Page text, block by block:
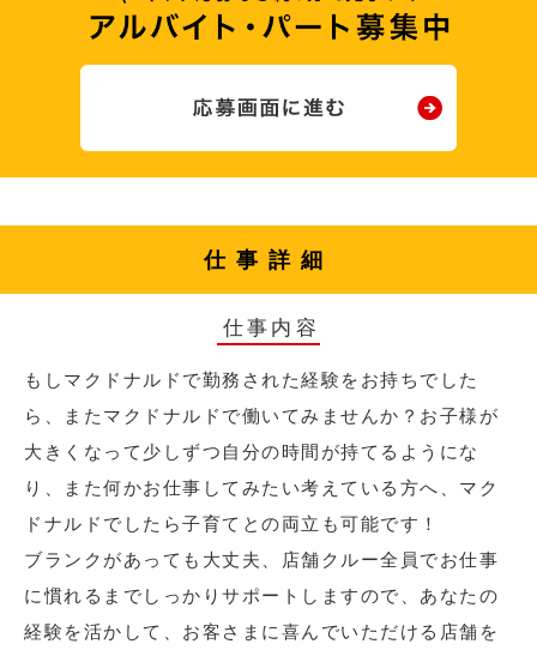
仕事詳細
仕事内容
もしマクドナルドで勤務された経験をお持ちでした
ら、またマクドナルドで働いてみませんか？お子様が
大きくなって少しずつ自分の時間が持てるようにな
り、また何かお仕事してみたい考えている方へ、マク
ドナルドでしたら子育てとの両立も可能です！
ブランクがあっても大丈夫、店舗クルー全員でお仕事
に慣れるまでしっかりサポートしますので、あなたの
経験を活かして、お客さまに喜んでいただける店舗を